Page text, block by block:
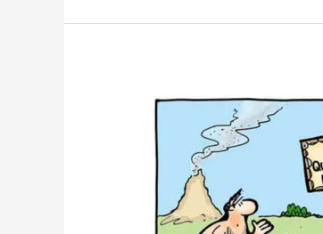
La
de
organizaciones
frente